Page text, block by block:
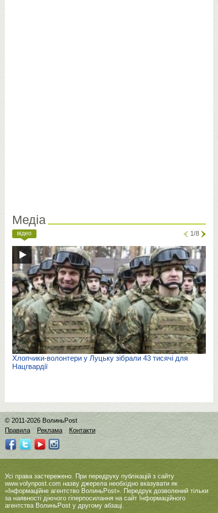
Медіа
відео 1/8
Хлопчики-волонтери у Луцьку зібрали 43 тисячі для
Нацгвардії
© 2011-2026 ВолиньPost
Правила
Реклама Контакти
Усі права застережено. При передруку публікацій з сайту
www.volynpost.com назву джерела необхідно вказувати як
«Інформаційне агентство ВолиньPost». Передрук дозволений тільки
за наявності діючого гіперпосилання на сайт Інформаційного
агентства ВолиньPost у другому абзаці.